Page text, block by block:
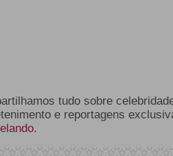
tudo sobre
e reportagens
.